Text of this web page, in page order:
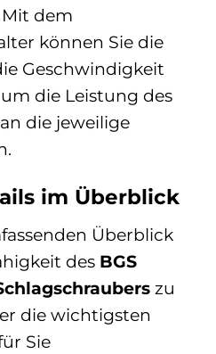
dem
können Sie die
Geschwindigkeit
die Leistung des
die jeweilige
im Überblick
Überblick
des BGS
zu
die wichtigsten
Sie